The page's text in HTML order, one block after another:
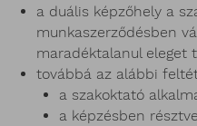
a duális képzőhely a
munkaszerződésben
maradéktalanul eleget
továbbá az alábbi
a szakoktató
a képzésben